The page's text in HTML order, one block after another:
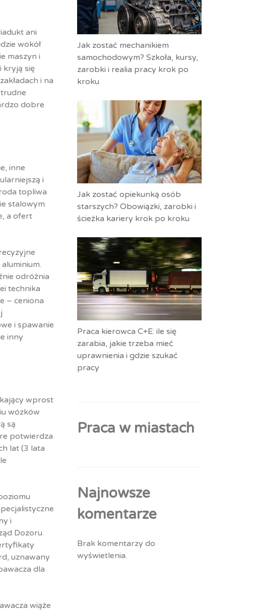
ani
wokół
maszyn i
kryją się
i na
dobre
inne
i
topliwa
stalowym.
a ofert
odróżnia
technika
– ceniona
i spawanie
inny
wprost
wózków
są
potwierdza
lat (3 lata
i
Dozoru
uznawany
dla
wiąże
Jak zostać mechanikiem
samochodowym? Szkoła, kursy,
zarobki i realia pracy krok po
kroku
Jak zostać opiekunką osób
starszych? Obowiązki, zarobki i
ścieżka kariery krok po kroku
Praca kierowca C+E: ile się
zarabia, jakie trzeba mieć
uprawnienia i gdzie szukać
pracy
Praca w miastach
Najnowsze
komentarze
Brak komentarzy do
wyświetlenia.